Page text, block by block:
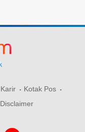
Karir
Kotak Pos
Disclaimer